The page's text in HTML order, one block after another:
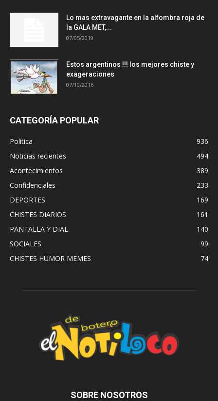
Lo mas extravagante en la alfombra roja de
la GALA MET,...
07/05/2019
Estos argentinos !!! los mejores chiste y
exageraciones
07/10/2016
CATEGORÍA POPULAR
Política
936
Noticias recientes
494
Acontecimientos
389
Confidenciales
233
DEPORTES
169
CHISTES DIARIOS
161
PANTALLA Y DIAL
140
SOCIALES
99
CHISTES HUMOR MEMES
74
SOBRE NOSOTROS